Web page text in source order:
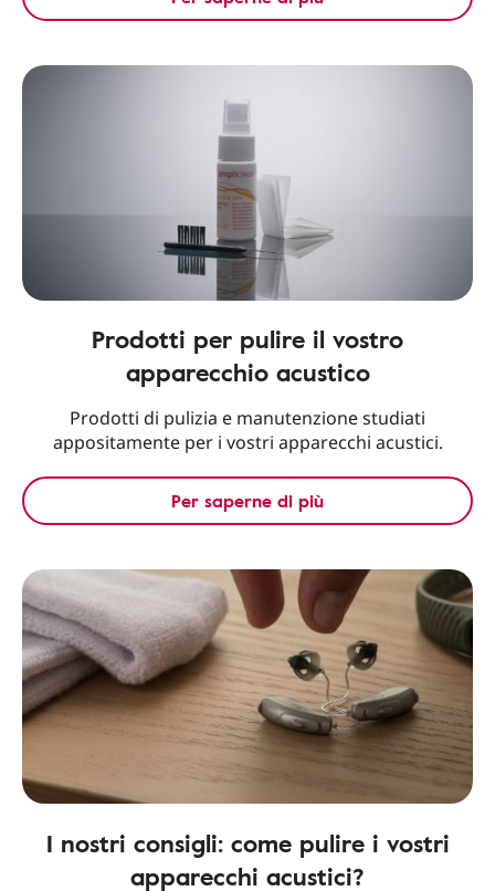
Prodotti per pulire il vostro
apparecchio acustico
Prodotti di pulizia e manutenzione studiati
appositamente per i vostri apparecchi acustici.
Per saperne di più
I nostri consigli: come pulire i vostri
apparecchi acustici?